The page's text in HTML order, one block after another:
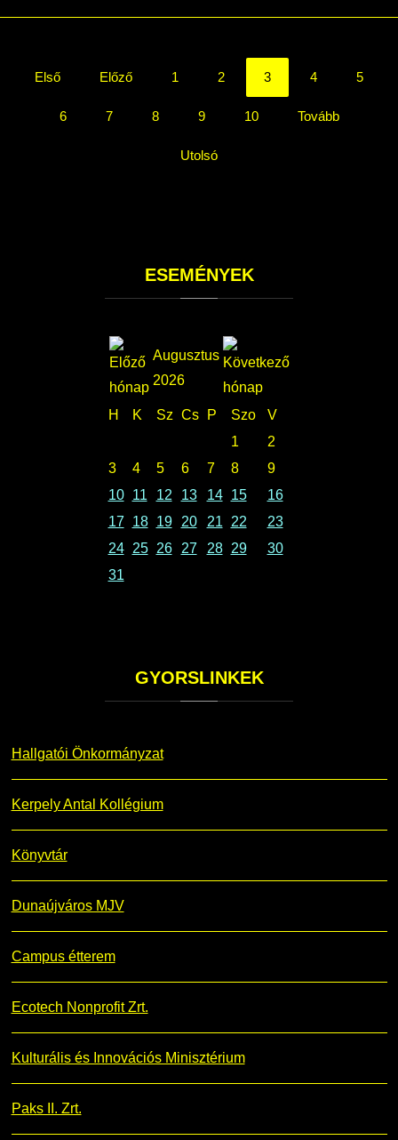
Első Előző 1 2 3 4 5
6 7 8 9 10 Tovább
Utolsó
ESEMÉNYEK
Augusztus
2026
H K Sz Cs P Szo
V
1
2
3
4 5 6 7 8
9
10
11 12 13 14 15
16
17
18 19 20 21 22
23
24
25 26 27 28 29
30
31
GYORSLINKEK
Hallgatói Önkormányzat
Kerpely Antal Kollégium
Könyvtár
Dunaújváros MJV
Campus étterem
Ecotech Nonprofit Zrt.
Kulturális és Innovációs Minisztérium
Paks II. Zrt.